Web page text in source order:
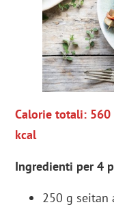
Calorie totali:
kcal
Ingredienti per 4
250 g seitan